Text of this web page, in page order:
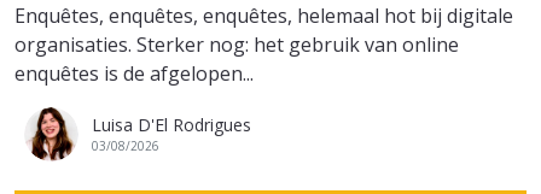
Enquêtes, enquêtes, enquêtes, helemaal hot bij digitale
organisaties. Sterker nog: het gebruik van online
enquêtes is de afgelopen...
Luisa D'El Rodrigues
03/08/2026